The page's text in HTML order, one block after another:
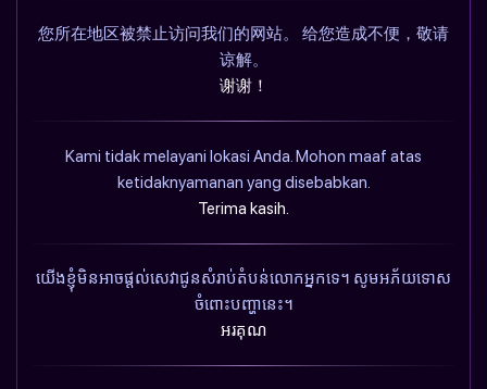
您所在地区被禁止访问我们的网站。 给您造成不便，敬请
谅解。
谢谢！
Kami tidak melayani lokasi Anda. Mohon maaf atas
ketidaknyamanan yang disebabkan.
Terima kasih.
យើងខ្ញុំមិនអាចផ្តល់សេវាជូនសំរាប់តំបន់លោកអ្នកទេ។ សូមអភ័យទោស
ចំពោះបញ្ហានេះ។
អរគុណ